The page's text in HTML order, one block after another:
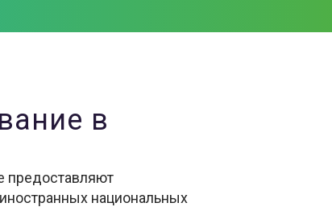
предоставляют
национальных